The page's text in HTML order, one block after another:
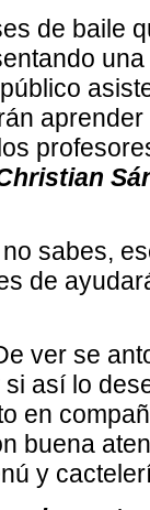
de baile
sabes,
de
ver se
así lo
en
buena
y